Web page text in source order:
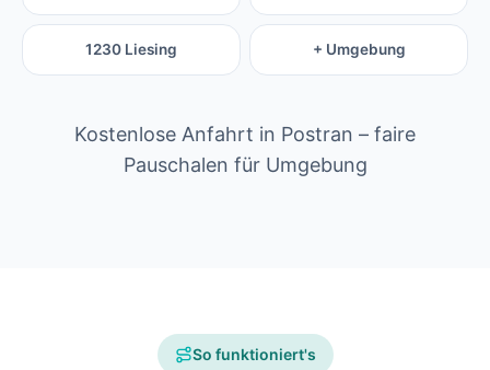
1230 Liesing + Umgebung
Kostenlose Anfahrt in Postran – faire
Pauschalen für Umgebung
So funktioniert's